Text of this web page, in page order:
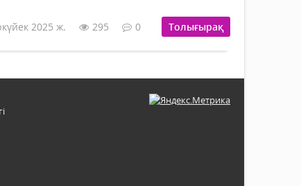
2025 ж. 295 0 Толығырақ